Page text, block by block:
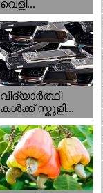
വെളി...
വിദ്യാർത്ഥി
കൾക്ക് സ്കൂളി...